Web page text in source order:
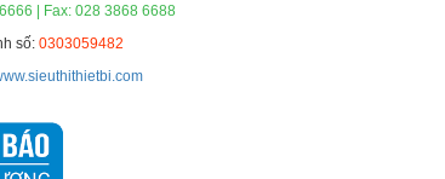
| Fax: 028 3868 6688
số:0303059482